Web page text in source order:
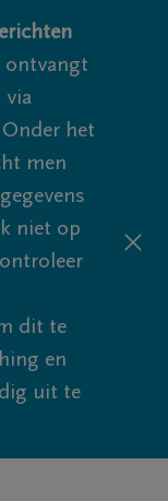
ontvangt
via
het
men
niet op
dit te
en
uit te